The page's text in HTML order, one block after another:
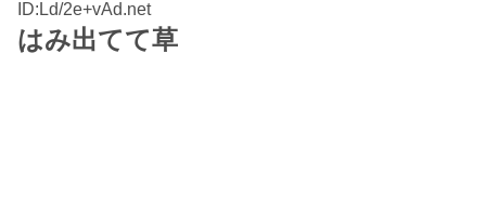
ID:Ld/2e+vAd.net
はみ出てて草